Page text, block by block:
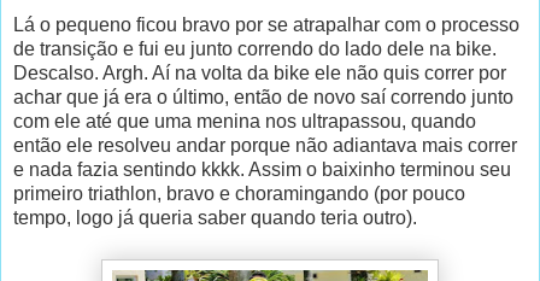
Lá o pequeno ficou bravo por se atrapalhar com o processo
de transição e fui eu junto correndo do lado dele na bike.
Descalso. Argh. Aí na volta da bike ele não quis correr por
achar que já era o último, então de novo saí correndo junto
com ele até que uma menina nos ultrapassou, quando
então ele resolveu andar porque não adiantava mais correr
e nada fazia sentindo kkkk. Assim o baixinho terminou seu
primeiro triathlon, bravo e choramingando (por pouco
tempo, logo já queria saber quando teria outro).